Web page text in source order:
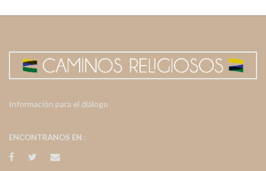
Información para el diálogo
ENCONTRANOS EN :